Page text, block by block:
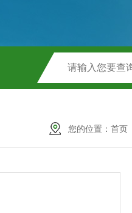
您的位置：首页